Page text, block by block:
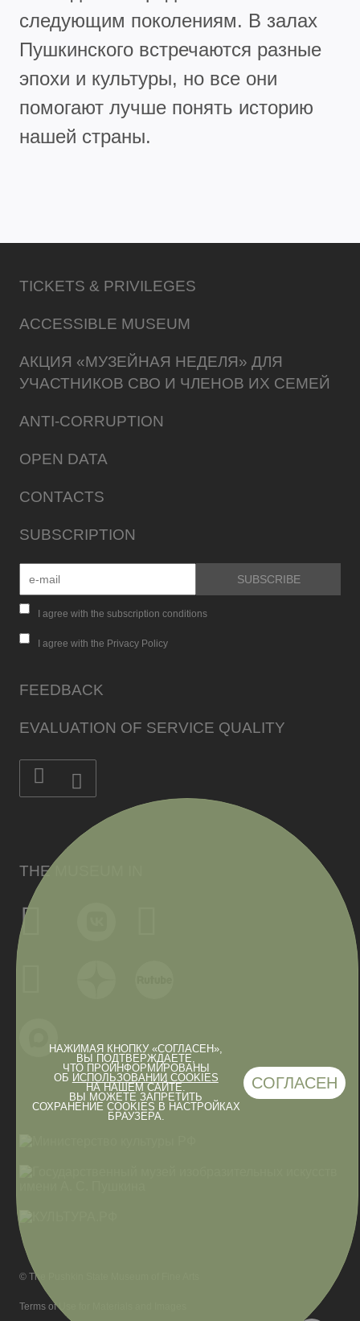
следующим поколениям. В залах
Пушкинского встречаются разные
эпохи и культуры, но все они
помогают лучше понять историю
нашей страны.
НАЖИМАЯ КНОПКУ «СОГЛАСЕН»,
ВЫ ПОДТВЕРЖДАЕТЕ,
ЧТО ПРОИНФОРМИРОВАНЫ
ОБ ИСПОЛЬЗОВАНИИ COOKIES
НА НАШЕМ САЙТЕ.
ВЫ МОЖЕТЕ ЗАПРЕТИТЬ
СОХРАНЕНИЕ COOKIES В НАСТРОЙКАХ
БРАУЗЕРА.
СОГЛАСЕН
TICKETS & PRIVILEGES
ACCESSIBLE MUSEUM
АКЦИЯ «МУЗЕЙНАЯ НЕДЕЛЯ» ДЛЯ
УЧАСТНИКОВ СВО И ЧЛЕНОВ ИХ СЕМЕЙ
ANTI-CORRUPTION
OPEN DATA
CONTACTS
THE MUSEUM IN
SUBSCRIPTION
I agree with the subscription conditions
I agree with the Privacy Policy
FEEDBACK
EVALUATION OF SERVICE QUALITY
© The Pushkin State Museum of Fine Arts
Terms of Use for Materials and Images